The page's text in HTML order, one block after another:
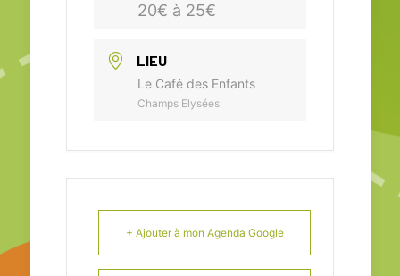
20€ à 25€
LIEU
Le Café des Enfants
Champs Elysées
+ Ajouter à mon Agenda Google